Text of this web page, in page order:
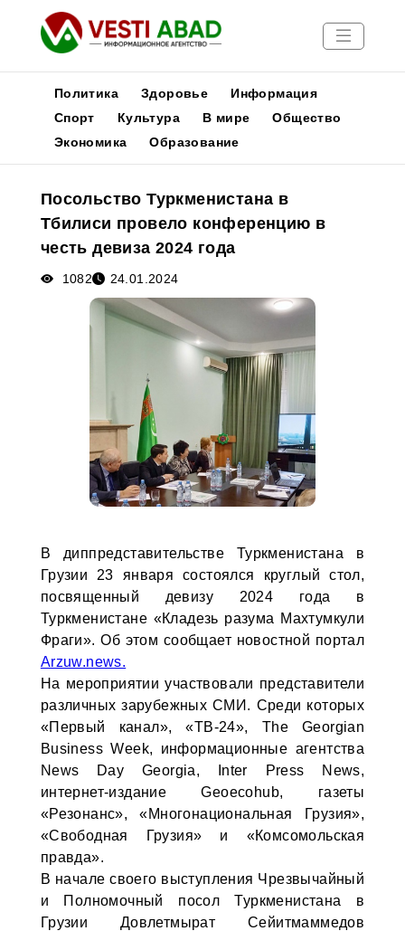
Новости
Медиа
Афиша
Политика Здоровье
Информация
Спорт
Культура В мире
Общество
Экономика
Образование
Посольство Туркменистана в
Тбилиси провело конференцию в
честь девиза 2024 года
1082 24.01.2024
В диппредставительстве Туркменистана в
Грузии 23 января состоялся круглый стол,
посвященный девизу 2024 года в
Туркменистане «Кладезь разума Махтумкули
Фраги». Об этом сообщает новостной портал
Аrzuw.news.
На мероприятии участвовали представители
различных зарубежных СМИ. Среди которых
«Первый канал», «ТВ-24», The Georgian
Business Week, информационные агентства
News Day Georgia, Inter Press News,
интернет-издание Geoecohub, газеты
«Резонанс», «Многонациональная Грузия»,
«Свободная Грузия» и «Комсомольская
правда».
В начале своего выступления Чрезвычайный
и Полномочный посол Туркменистана в
Грузии Довлетмырат Сейитмаммедов